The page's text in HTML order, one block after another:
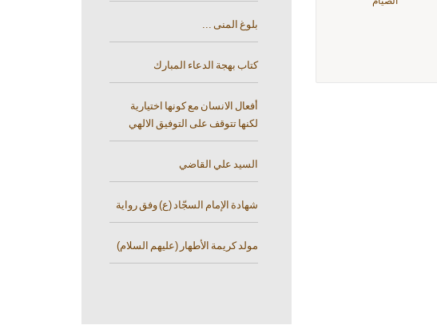
بلوغ المنى ...
كتاب بهجة الدعاء المبارك
أفعال الانسان مع كونها اختيارية
لكنها تتوقف على التوفيق الالهي
السيد علي القاضي
شهادة الإمام السجّاد (ع) وفق رواية
مولد كريمة الأطهار (عليهم السلام)